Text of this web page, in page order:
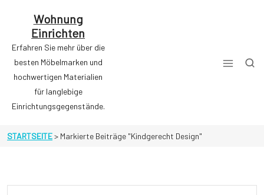
Wohnung
Einrichten
Erfahren Sie mehr über die
besten Möbelmarken und
hochwertigen Materialien
für langlebige
Einrichtungsgegenstände.
STARTSEITE> Markierte Beiträge "Kindgerecht Design"